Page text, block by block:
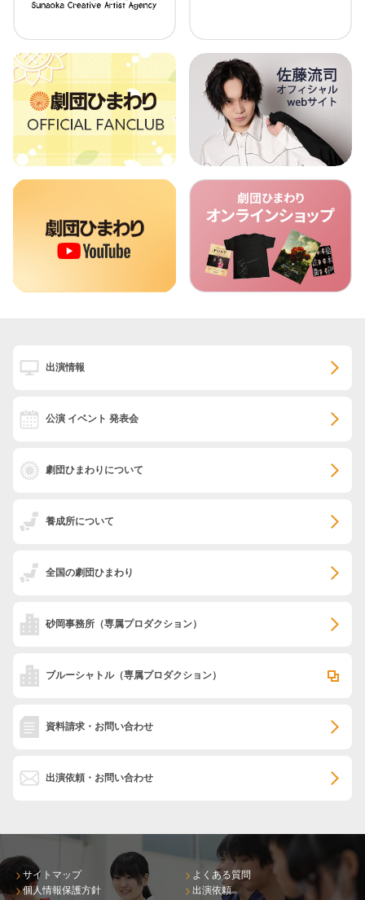
出演情報
公演 イベント 発表会
劇団ひまわりについて
養成所について
全国の劇団ひまわり
砂岡事務所 （専属プロダクション）
ブルーシャトル（専属プロダクション）
資料請求・お問い合わせ
出演依頼・お問い合わせ
サイトマップ
個人情報保護方針
よくある質問
出演依頼